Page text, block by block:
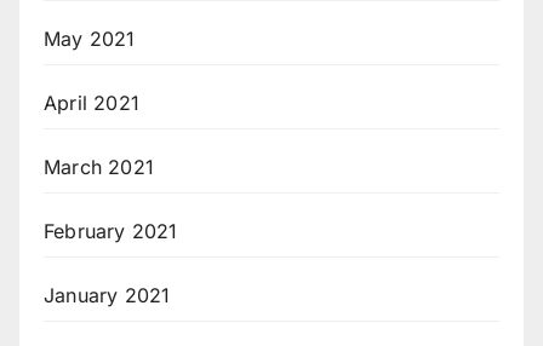
May 2021
April 2021
March 2021
February 2021
January 2021